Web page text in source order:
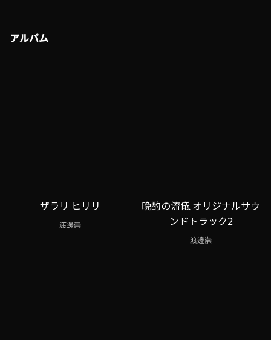
アルバム
ザラリ ヒリリ
渡邊崇
晩酌の流儀 オリジナルサウ
ンドトラック2
渡邊崇